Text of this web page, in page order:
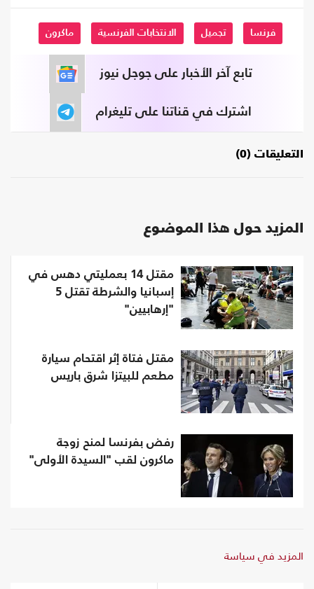
فرنسا تجميل الانتخابات الفرنسية ماكرون
تابع آخر الأخبار على جوجل نيوز
اشترك في قناتنا على تليغرام
التعليقات (0)
المزيد حول هذا الموضوع
مقتل 14 بعمليتي دهس في
إسبانيا والشرطة تقتل 5
"إرهابيين"
مقتل فتاة إثر اقتحام سيارة
مطعم للبيتزا شرق باريس
رفض بفرنسا لمنح زوجة
ماكرون لقب "السيدة الأولى"
المزيد في سياسة